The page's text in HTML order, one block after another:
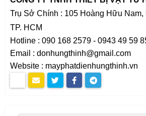
Trụ Sở Chính : 105 Hoàng Hữu Nam,
TP. HCM
Hotline : 090 168 2579 - 0943 49 59
Email : donhungthinh@gmail.com
Website : mayphatdienhungthinh.vn